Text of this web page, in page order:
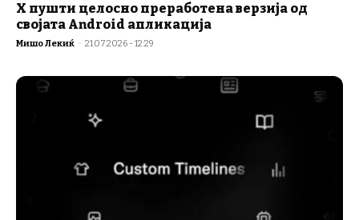
X пушти целосно преработена верзија од
својата Android апликација
Мишо Лекиќ - 21.07.2026 - 12:29